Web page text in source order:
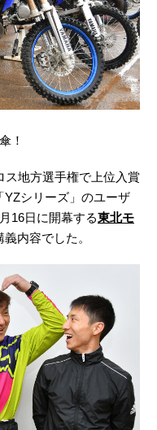
！
ス地方選手権で上位入賞
YZシリーズ」のユーザ
16日に開幕する東北モ
内容でした。